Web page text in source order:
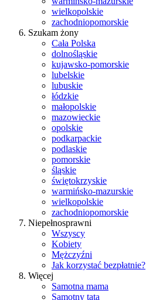
wielkopolskie
zachodniopomorskie
Szukam żony
Cała Polska
dolnośląskie
kujawsko-pomorskie
lubelskie
lubuskie
łódzkie
małopolskie
mazowieckie
opolskie
podkarpackie
podlaskie
pomorskie
śląskie
świętokrzyskie
warmińsko-mazurskie
wielkopolskie
zachodniopomorskie
Niepełnosprawni
Wszyscy
Kobiety
Mężczyźni
Jak korzystać bezpłatnie?
Więcej
Samotna mama
Samotny tata